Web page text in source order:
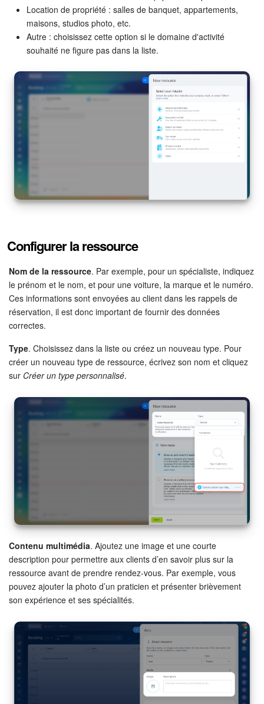
Automatisation
Processus d’entreprise
Espace des ventes
Market (Applications)
Widget de l'employé
Téléphonie
Paramètres
Bitrix24 Messenger
Questions générales
On-Premise de Bitrix24
COMPTE GRATUIT
Location de propriété : salles de banquet, appartements,
maisons, studios photo, etc.
Autre : choisissez cette option si le domaine d'activité
souhaité ne figure pas dans la liste.
Configurer la ressource
Nom de la ressource. Par exemple, pour un spécialiste, indiquez
le prénom et le nom, et pour une voiture, la marque et le numéro.
Ces informations sont envoyées au client dans les rappels de
réservation, il est donc important de fournir des données
correctes.
Type. Choisissez dans la liste ou créez un nouveau type. Pour
créer un nouveau type de ressource, écrivez son nom et cliquez
sur Créer un type personnalisé.
Contenu multimédia. Ajoutez une image et une courte
description pour permettre aux clients d’en savoir plus sur la
ressource avant de prendre rendez-vous. Par exemple, vous
pouvez ajouter la photo d’un praticien et présenter brièvement
son expérience et ses spécialités.